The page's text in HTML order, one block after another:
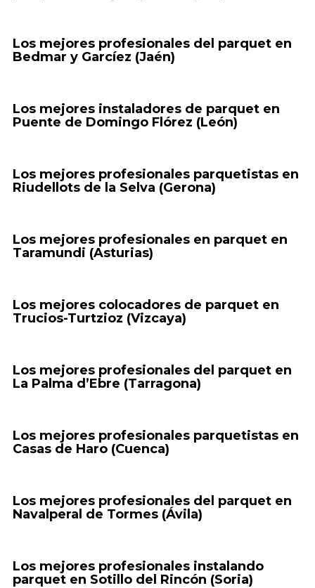
Los mejores profesionales del parquet en
Bedmar y Garcíez (Jaén)
Los mejores instaladores de parquet en
Puente de Domingo Flórez (León)
Los mejores profesionales parquetistas en
Riudellots de la Selva (Gerona)
Los mejores profesionales en parquet en
Taramundi (Asturias)
Los mejores colocadores de parquet en
Trucios-Turtzioz (Vizcaya)
Los mejores profesionales del parquet en
La Palma d’Ebre (Tarragona)
Los mejores profesionales parquetistas en
Casas de Haro (Cuenca)
Los mejores profesionales del parquet en
Navalperal de Tormes (Ávila)
Los mejores profesionales instalando
parquet en Sotillo del Rincón (Soria)